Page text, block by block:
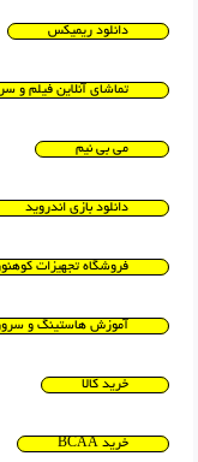
دانلود ریمیکس
تماشای آنلاین فیلم و
می بی نیم
دانلود بازی اندروید
فروشگاه تجهیزات
آموزش هاستینگ و سرور
خرید کالا
خرید BCAA